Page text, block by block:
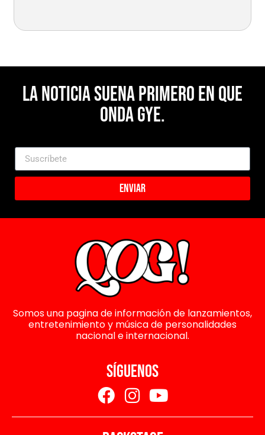
La noticia suena primero en Que
Onda Gye.
Enviar
Somos una pagina de información de lanzamientos,
entretenimiento y música de personalidades
nacional e internacional.
SÍGUENOS